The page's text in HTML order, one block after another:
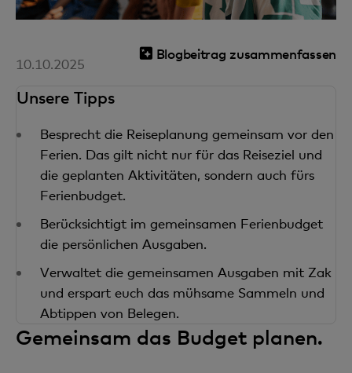
Blogbeitrag zusammenfassen
10.10.2025
Unsere Tipps
Besprecht die Reiseplanung gemeinsam vor den
Ferien. Das gilt nicht nur für das Reiseziel und
die geplanten Aktivitäten, sondern auch fürs
Ferienbudget.
Berücksichtigt im gemeinsamen Ferienbudget
die persönlichen Ausgaben.
Verwaltet die gemeinsamen Ausgaben mit Zak
und erspart euch das mühsame Sammeln und
Abtippen von Belegen.
Gemeinsam das Budget planen.